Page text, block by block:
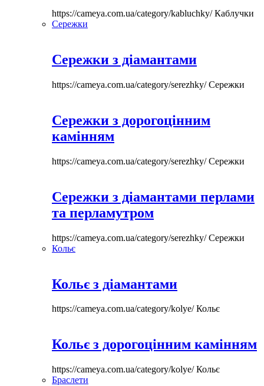
https://cameya.com.ua/category/kabluchky/Каблучки
Сережки
Сережки з діамантами
https://cameya.com.ua/category/serezhky/Сережки
Сережки з дорогоцінним
камінням
https://cameya.com.ua/category/serezhky/Сережки
Сережки з діамантами перлами
та перламутром
https://cameya.com.ua/category/serezhky/Сережки
Кольє
Кольє з діамантами
https://cameya.com.ua/category/kolye/Кольє
Кольє з дорогоцінним камінням
https://cameya.com.ua/category/kolye/Кольє
Браслети